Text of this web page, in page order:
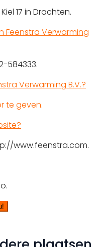
17 in Drachten.
Feenstra Verwarming
584333.
Verwarming B.V.?
te geven.
www.feenstra.com.